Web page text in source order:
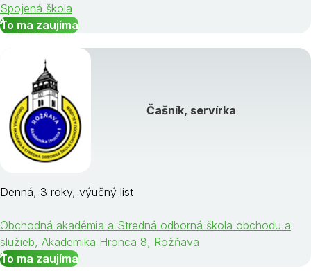
Spojená škola
To ma zaujíma
Čašník, servírka
Denná, 3 roky, výučný list
Obchodná akadémia a Stredná odborná škola obchodu a
služieb, Akademika Hronca 8, Rožňava
To ma zaujíma